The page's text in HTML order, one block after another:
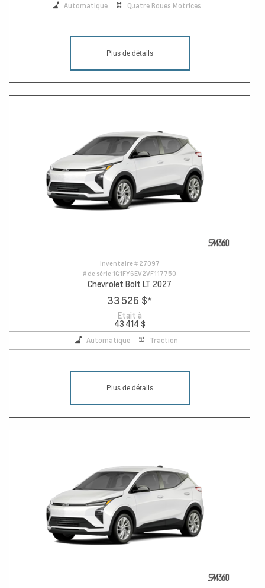
Automatique Quatre Roues Motrices
Plus de détails
Inventaire # 27097
# de série 1G1FY6EV2VF117750
Chevrolet Bolt LT 2027
33 526 $*
Etait à
43 414 $
Automatique Traction
Plus de détails